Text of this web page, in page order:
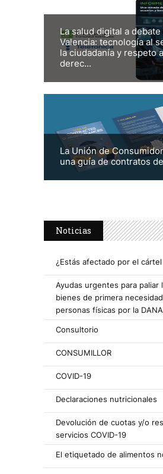
La salud digital a debate
Valencia: tecnología al
la ciudadanía y respeto
derec...
La Unión de
una guía de contratos
Noticias
¿Estás afectado por el
Ayudas urgentes para paliar
bienes de primera
personas físicas por la DANA
Consultorio
CONSUMILLOR
COVID-19
Declaraciones nutricionales
Devolución de cuotas y/o
servicios COVID-19
El etiquetado de alimentos